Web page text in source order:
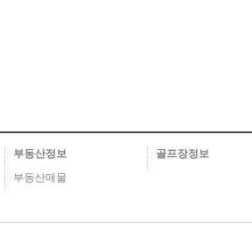
부동산정보
부동산매물
골프장정보